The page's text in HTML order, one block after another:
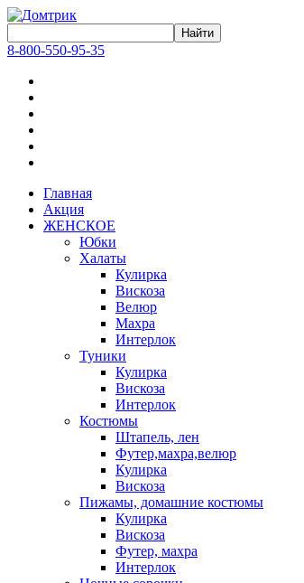
8-800-550-95-35
Главная
Акция
ЖЕНСКОЕ
Юбки
Халаты
Кулирка
Вискоза
Велюр
Махра
Интерлок
Туники
Кулирка
Вискоза
Интерлок
Костюмы
Штапель, лен
Футер,махра,велюр
Кулирка
Вискоза
Пижамы, домашние костюмы
Кулирка
Вискоза
Футер, махра
Интерлок